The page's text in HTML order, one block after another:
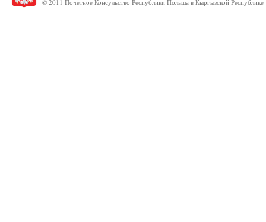
© 2011 Почётное Консульство Республики Польша в Кыргызской Республике